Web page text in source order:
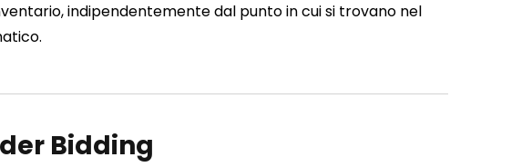
indipendentemente dal punto in cui si trovano nel
Bidding